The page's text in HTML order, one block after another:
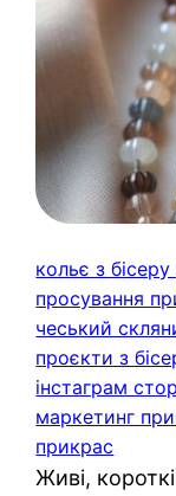
кольє з
просування
чеський
проєкти з
інстаграм
маркетинг
прикрас
Живі,